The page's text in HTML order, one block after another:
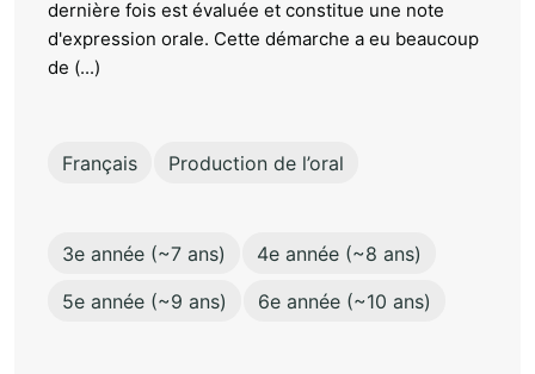
dernière fois est évaluée et constitue une note
d'expression orale. Cette démarche a eu beaucoup
de (...)
Français Production de l’oral
3e année (~7 ans)
4e année (~8 ans)
5e année (~9 ans)
6e année (~10 ans)